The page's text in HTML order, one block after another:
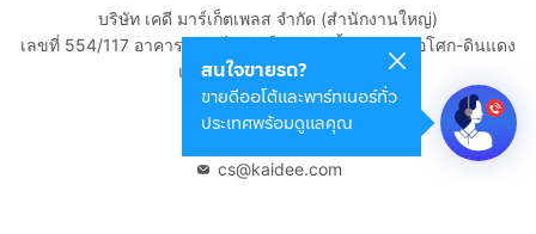
สนใจขายรถ?
ขายดีออโต้และพาร์ทเนอร์ทั่ว
ประเทศพร้อมดูแลคุณ
บริษัท เคดี มาร์เก็ตเพลส จำกัด (สำนักงานใหญ่)
เลขที่ 554/117 อาคารสกายไนน์ เซ็นเตอร์ ชั้น 22 ถนนอโศก-ดินแดง
แขวงดินแดง เขตดินแดง
กรุงเทพมหานคร 10400
cs@kaidee.com